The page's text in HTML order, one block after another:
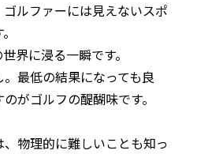
ルファーには見えないスポ
界に浸る一瞬です。
最低の結果になっても良
がゴルフの醍醐味です。
物理的に難しいことも知っ